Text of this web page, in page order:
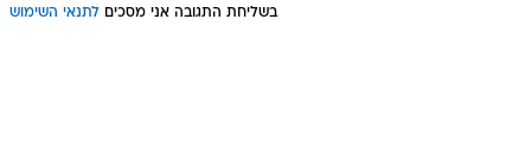
בשליחת התגובה אני מסכים לתנאי השימוש